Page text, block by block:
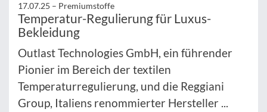
17.07.25 – Premiumstoffe
Temperatur-Regulierung für Luxus-
Bekleidung
Outlast Technologies GmbH, ein führender
Pionier im Bereich der textilen
Temperaturregulierung, und die Reggiani
Group, Italiens renommierter Hersteller ...